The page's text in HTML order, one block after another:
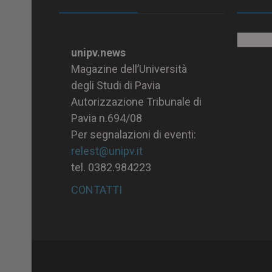
unipv.news
Magazine dell’Università
degli Studi di Pavia
Autorizzazione Tribunale di
Pavia n.694/08
Per segnalazioni di eventi:
relest@unipv.it
tel. 0382.984223
CONTATTI